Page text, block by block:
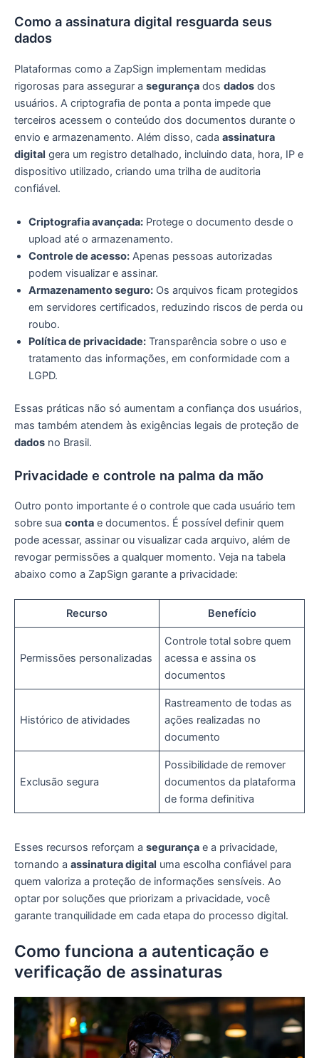
Como a assinatura digital resguarda seus
dados
Plataformas como a ZapSign implementam medidas
rigorosas para assegurar a segurança dos dados dos
usuários. A criptografia de ponta a ponta impede que
terceiros acessem o conteúdo dos documentos durante o
envio e armazenamento. Além disso, cada assinatura
digital gera um registro detalhado, incluindo data, hora, IP e
dispositivo utilizado, criando uma trilha de auditoria
confiável.
Criptografia avançada: Protege o documento desde o
upload até o armazenamento.
Controle de acesso: Apenas pessoas autorizadas
podem visualizar e assinar.
Armazenamento seguro: Os arquivos ficam protegidos
em servidores certificados, reduzindo riscos de perda ou
roubo.
Política de privacidade: Transparência sobre o uso e
tratamento das informações, em conformidade com a
LGPD.
Essas práticas não só aumentam a confiança dos usuários,
mas também atendem às exigências legais de proteção de
dados no Brasil.
Privacidade e controle na palma da mão
Outro ponto importante é o controle que cada usuário tem
sobre sua conta e documentos. É possível definir quem
pode acessar, assinar ou visualizar cada arquivo, além de
revogar permissões a qualquer momento. Veja na tabela
abaixo como a ZapSign garante a privacidade:
Recurso Benefício
Permissões personalizadas
Controle total sobre quem
acessa e assina os
documentos
Histórico de atividades
Rastreamento de todas as
ações realizadas no
documento
Exclusão segura
Possibilidade de remover
documentos da plataforma
de forma definitiva
Esses recursos reforçam a segurança e a privacidade,
tornando a assinatura digital uma escolha confiável para
quem valoriza a proteção de informações sensíveis. Ao
optar por soluções que priorizam a privacidade, você
garante tranquilidade em cada etapa do processo digital.
Como funciona a autenticação e
verificação de assinaturas